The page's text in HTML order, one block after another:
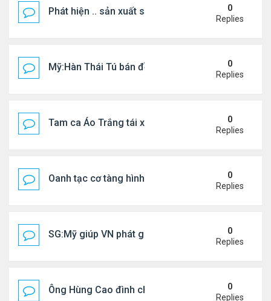
Phát hiện .. sản xuất sữa 'pha bột giặt'
0
Replies
Mỹ:Hàn Thái Tú bán đồ ăn online mưu sinh
0
Replies
Tam ca Áo Trắng tái xuất trên sân khấu
0
Replies
Oanh tạc cơ tàng hình đáng sợ nhất thế giới
0
Replies
SG:Mỹ giúp VN phát giác xưởng sản xuất giày
0
Replies
Ông Hùng Cao đình chỉ công tác quan chức 'nói
0
Replies